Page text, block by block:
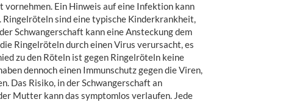
Ein Hinweis auf eine Infektion kann
sind eine typische Kinderkrankheit,
Schwangerschaft kann eine Ansteckung dem
Ringelröteln durch einen Virus verursacht, es
zu den Röteln ist gegen Ringelröteln keine
dennoch einen Immunschutz gegen die Viren,
Das Risiko, in der Schwangerschaft an
Mutter kann das symptomlos verlaufen. Jede